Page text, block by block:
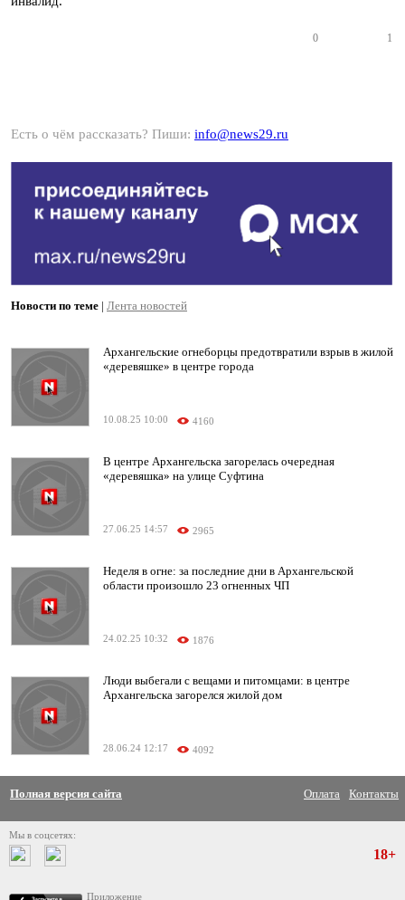
0 1
Есть о чём рассказать? Пиши: info@news29.ru
Новости по теме | Лента новостей
Архангельские огнеборцы предотвратили взрыв в жилой
«деревяшке» в центре города
10.08.25 10:00 4160
В центре Архангельска загорелась очередная
«деревяшка» на улице Суфтина
27.06.25 14:57 2965
Неделя в огне: за последние дни в Архангельской
области произошло 23 огненных ЧП
24.02.25 10:32 1876
Люди выбегали с вещами и питомцами: в центре
Архангельска загорелся жилой дом
28.06.24 12:17 4092
Полная версия сайта Оплата Контакты
Мы в соцсетях:
Приложение
18+